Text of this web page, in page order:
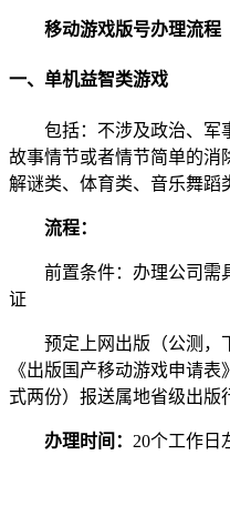
移动游戏版号办理流程
一、单机益智类游戏
包括：不涉及政治、军
故事情节或者情节简单的消
解谜类、体育类、音乐舞蹈
流程：
前置条件：办理公司需
证
预定上网出版（公测，
《出版国产移动游戏申请
式两份）报送属地省级出版
办理时间： 20个工作日